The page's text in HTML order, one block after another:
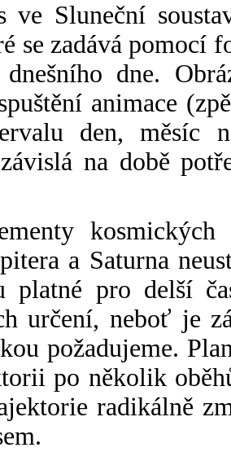
ve Sluneční
se zadává pomocí
dne.
animace
den, měsíc
na době
a Saturna
platné pro delší
určení, neboť je
požadujeme.
po několik
radikálně